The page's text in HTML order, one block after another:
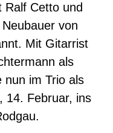
Ralf Cetto und
von
Mit Gitarrist
als
nun im Trio als
14. Februar, ins